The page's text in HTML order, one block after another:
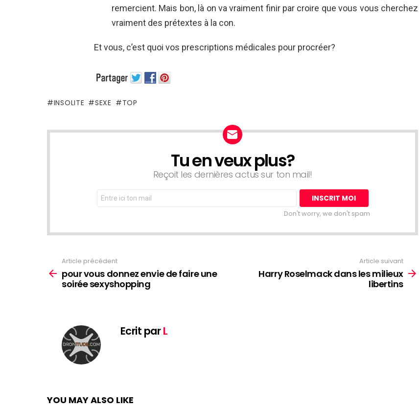
remercient. Mais bon, là on va vraiment finir par croire que vous vous cherchez
vraiment des prétextes à la con.
Et vous, c’est quoi vos prescriptions médicales pour procréer?
INSOLITE SEXE TOP
Tu en veux plus?
Reçoit les dernières actus sur ton mail!
Adresse
Email:
Don't worry, we don't spam
more
Article précédent
pour vous donnez envie de faire une
soirée sexyshopping
Article suivant
Harry Roselmack dans les milieux
libertins
Ecrit parL
YOU MAY ALSO LIKE